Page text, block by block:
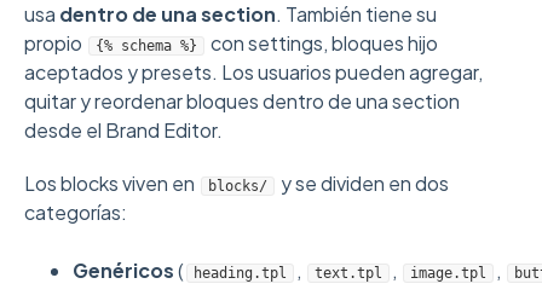
usa dentro de una section. También tiene su
propio
{% schema %}
con settings, bloques hijo
aceptados y presets. Los usuarios pueden agregar,
quitar y reordenar bloques dentro de una section
desde el Brand Editor.
Los blocks viven en blocks/
y se dividen en dos
categorías:
Genéricos( heading.tpl , text.tpl , image.tpl ,